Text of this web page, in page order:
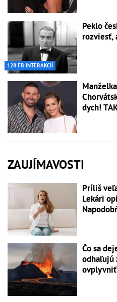
128 FB INTERAKCIÍ
Peklo
rozviesť,
dych!
ZAUJÍMAVOSTI
Príliš
Lekári
Čo sa
odhaľujú